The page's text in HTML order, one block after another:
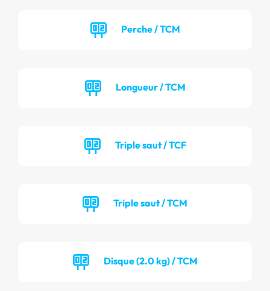
Perche / TCM
Longueur / TCM
Triple saut / TCF
Triple saut / TCM
Disque (2.0 kg) / TCM